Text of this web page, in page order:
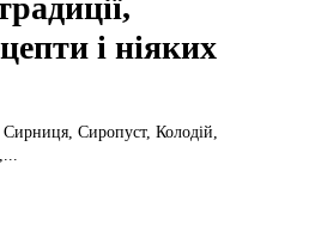
і ніяких
Сиропуст, Колодій,